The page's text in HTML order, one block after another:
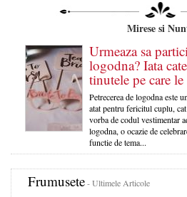
Mirese si
Urmeaza sa
logodna? Iata
tinutele pe care
Petrecerea de logodna este
atat pentru fericitul cuplu,
vorba de codul vestimentar
logodna, o ocazie de
functie de tema...
Frumusete- Ultimele Articole